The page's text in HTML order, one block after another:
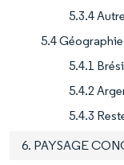
5.3.4
5.4 Géographie
5.4.1
5.4.2
5.4.3
6. PAYSAGE